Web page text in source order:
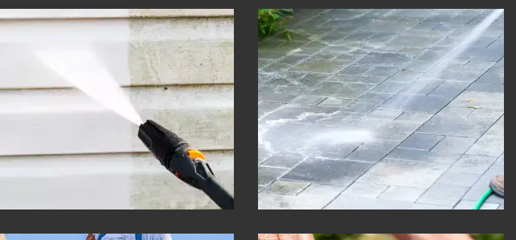
Nettoyage de façade 30
Nettoyage de dallage 30
Gard